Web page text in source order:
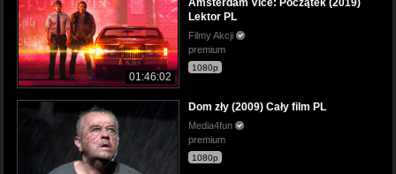
01:46:02
Amsterdam Vice: Początek (2019)
Lektor PL
Filmy Akcji
premium
1080p
Dom zły (2009) Cały film PL
Media4fun
premium
1080p